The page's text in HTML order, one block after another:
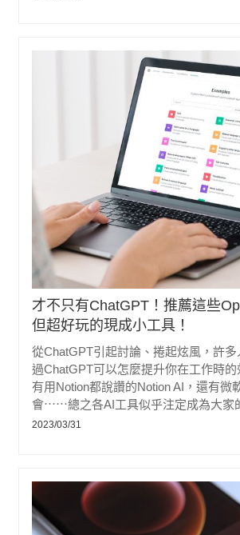
才不只有ChatGPT！推薦這些
但超好玩的現成小工具！
從ChatGPT引起討論、捲起炫風，許
過ChatGPT可以怎麼提升你在工作時
有用Notion都說讚的Notion AI，還有微
會⋯⋯總之各AI工具似乎注定成為大家
2023/03/31